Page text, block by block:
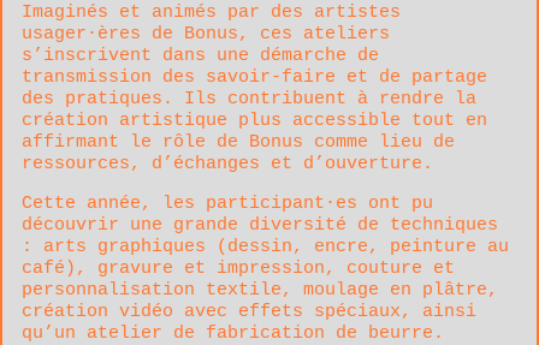
Imaginés et animés par des artistes
usager·ères de Bonus, ces ateliers
s’inscrivent dans une démarche de
transmission des savoir-faire et de partage
des pratiques. Ils contribuent à rendre la
création artistique plus accessible tout en
affirmant le rôle de Bonus comme lieu de
ressources, d’échanges et d’ouverture.
Cette année, les participant·es ont pu
découvrir une grande diversité de techniques
: arts graphiques (dessin, encre, peinture au
café), gravure et impression, couture et
personnalisation textile, moulage en plâtre,
création vidéo avec effets spéciaux, ainsi
qu’un atelier de fabrication de beurre.